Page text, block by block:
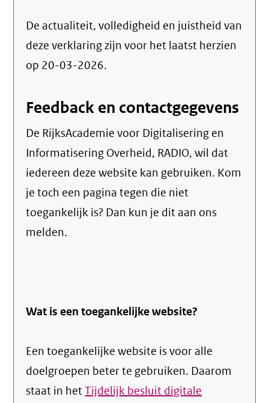
De actualiteit, volledigheid en juistheid van
deze verklaring zijn voor het laatst herzien
op 20-03-2026.
Feedback en contactgegevens
De RijksAcademie voor Digitalisering en
Informatisering Overheid, RADIO, wil dat
iedereen deze website kan gebruiken. Kom
je toch een pagina tegen die niet
toegankelijk is? Dan kun je dit aan ons
melden.
Wat is een toegankelijke website?
Een toegankelijke website is voor alle
doelgroepen beter te gebruiken. Daarom
staat in hetTijdelijk besluit digitale